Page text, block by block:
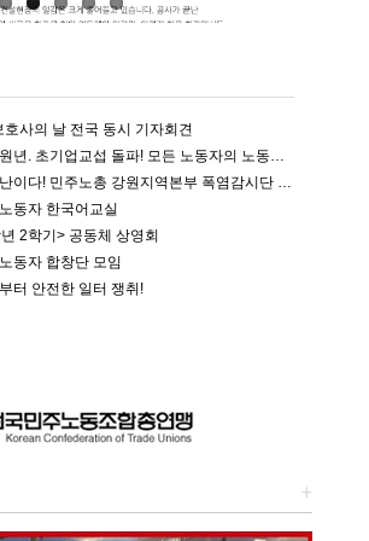
사의 날 전국 동시 기자회견
섭 돌파! 모든 노동자의 노동기본권 쟁취! 민주노총 7.15 총파업대회
! 민주노총 강원지역본부 폭염감시단 선포 기자회견
동자 한국어교실
2학기> 공동체 상영회
동자 합창단 모임
터 안전한 일터 쟁취!
+